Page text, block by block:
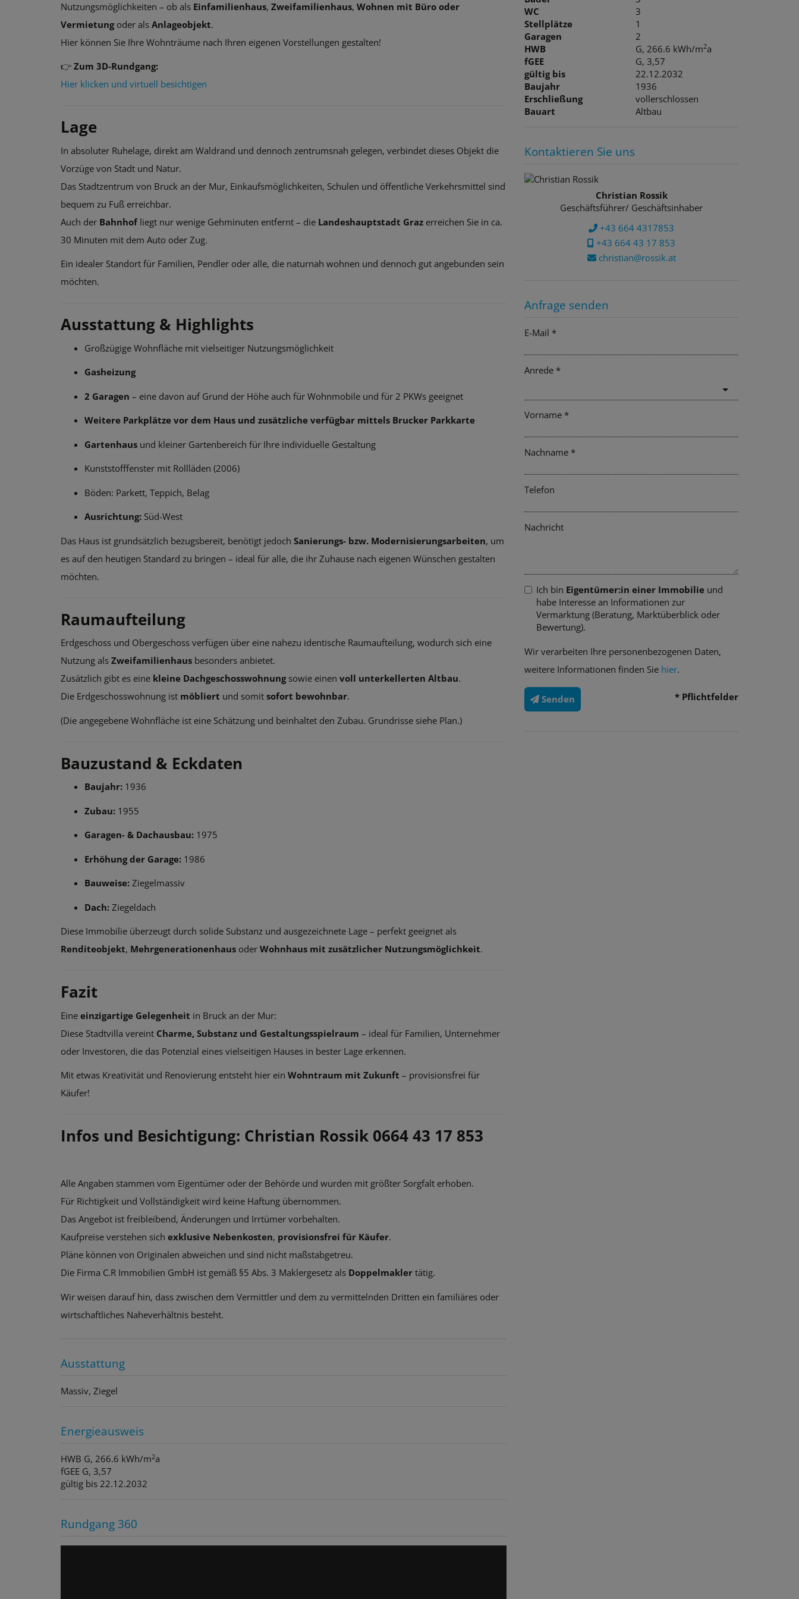
Nutzungsmöglichkeiten – ob als Einfamilienhaus, Zweifamilienhaus, Wohnen mit Büro oder
Vermietungoder als Anlageobjekt.
Hier können Sie Ihre Wohnträume nach Ihren eigenen Vorstellungen gestalten!
👉 Zum 3D-Rundgang:
Hier klicken und virtuell besichtigen
Lage
In absoluter Ruhelage, direkt am Waldrand und dennoch zentrumsnah gelegen, verbindet dieses Objekt die
Vorzüge von Stadt und Natur.
Das Stadtzentrum von Bruck an der Mur, Einkaufsmöglichkeiten, Schulen und öffentliche Verkehrsmittel sind
bequem zu Fuß erreichbar.
Auch der Bahnhofliegt nur wenige Gehminuten entfernt – die Landeshauptstadt Graz erreichen Sie in ca.
30 Minuten mit dem Auto oder Zug.
Ein idealer Standort für Familien, Pendler oder alle, die naturnah wohnen und dennoch gut angebunden sein
möchten.
Ausstattung & Highlights
Großzügige Wohnfläche mit vielseitiger Nutzungsmöglichkeit
Gasheizung
2 Garagen – eine davon auf Grund der Höhe auch für Wohnmobile und für 2 PKWs geeignet
Weitere Parkplätze vor dem Haus und zusätzliche verfügbar mittels Brucker Parkkarte
Gartenhaus und kleiner Gartenbereich für Ihre individuelle Gestaltung
Kunststofffenster mit Rollläden (2006)
Böden: Parkett, Teppich, Belag
Ausrichtung: Süd-West
Das Haus ist grundsätzlich bezugsbereit, benötigt jedoch Sanierungs- bzw. Modernisierungsarbeiten, um
es auf den heutigen Standard zu bringen – ideal für alle, die ihr Zuhause nach eigenen Wünschen gestalten
möchten.
Raumaufteilung
Erdgeschoss und Obergeschoss verfügen über eine nahezu identische Raumaufteilung, wodurch sich eine
Nutzung als Zweifamilienhaus besonders anbietet.
Zusätzlich gibt es eine kleine Dachgeschosswohnungsowie einen voll unterkellerten Altbau.
Die Erdgeschosswohnung ist möbliert und somit sofort bewohnbar.
(Die angegebene Wohnfläche ist eine Schätzung und beinhaltet den Zubau. Grundrisse siehe Plan.)
Bauzustand & Eckdaten
Baujahr: 1936
Zubau: 1955
Garagen- & Dachausbau: 1975
Erhöhung der Garage: 1986
Bauweise: Ziegelmassiv
Dach: Ziegeldach
Diese Immobilie überzeugt durch solide Substanz und ausgezeichnete Lage – perfekt geeignet als
Renditeobjekt, Mehrgenerationenhaus oder Wohnhaus mit zusätzlicher Nutzungsmöglichkeit.
Fazit
Eine einzigartige Gelegenheit in Bruck an der Mur:
Diese Stadtvilla vereint Charme, Substanz und Gestaltungsspielraum – ideal für Familien, Unternehmer
oder Investoren, die das Potenzial eines vielseitigen Hauses in bester Lage erkennen.
Mit etwas Kreativität und Renovierung entsteht hier ein Wohntraum mit Zukunft – provisionsfrei für
Käufer!
Infos und Besichtigung: Christian Rossik 0664 43 17 853
Alle Angaben stammen vom Eigentümer oder der Behörde und wurden mit größter Sorgfalt erhoben.
Für Richtigkeit und Vollständigkeit wird keine Haftung übernommen.
Das Angebot ist freibleibend, Änderungen und Irrtümer vorbehalten.
Kaufpreise verstehen sich exklusive Nebenkosten, provisionsfrei für Käufer.
Pläne können von Originalen abweichen und sind nicht maßstabgetreu.
Die Firma C.R Immobilien GmbH ist gemäß §5 Abs. 3 Maklergesetz als Doppelmakler tätig.
Wir weisen darauf hin, dass zwischen dem Vermittler und dem zu vermittelnden Dritten ein familiäres oder
wirtschaftliches Naheverhältnis besteht.
Ausstattung
Massiv Ziegel
Energieausweis
HWB G, 266.6 kWh/m2a
fGEE G, 3,57
gültig bis 22.12.2032
Rundgang 360
WC
3
Stellplätze
1
Garagen
2
HWB
G, 266.6 kWh/m2a
fGEE
G, 3,57
gültig bis
22.12.2032
Baujahr
1936
Erschließung
vollerschlossen
Bauart
Altbau
Kontaktieren Sie uns
Christian Rossik
Geschäftsführer/ Geschäftsinhaber
+43 664 4317853
+43 664 43 17 853
christian@rossik.at
Anfrage senden
E-Mail
Anrede
Vorname
Nachname
Telefon
Nachricht
Ich bin Eigentümer:in einer Immobilie und
habe Interesse an Informationen zur
Vermarktung (Beratung, Marktüberblick oder
Bewertung).
Wir verarbeiten Ihre personenbezogenen Daten,
weitere Informationen finden Sie hier.
Senden * Pflichtfelder